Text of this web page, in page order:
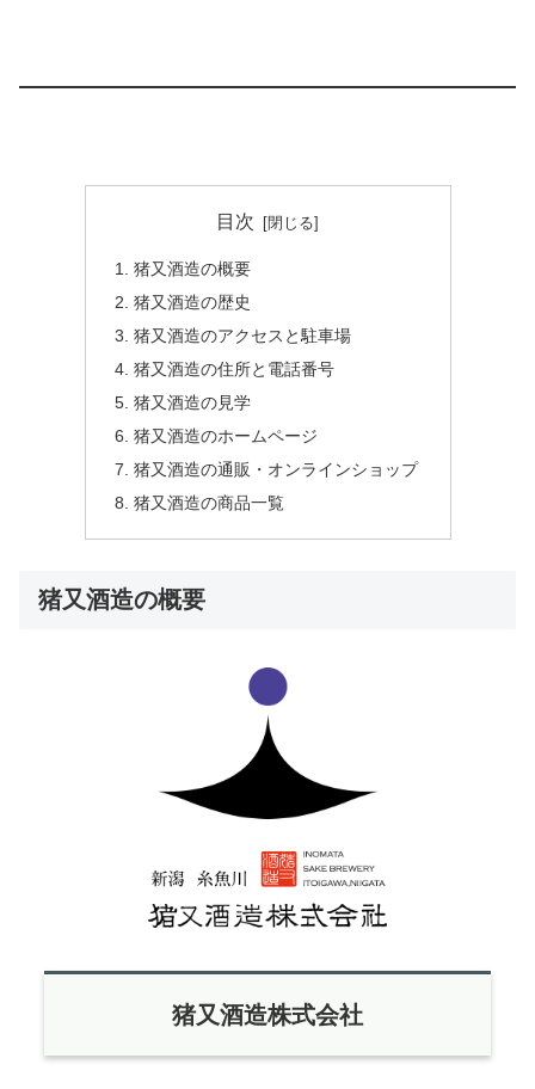
目次
猪又酒造の概要
猪又酒造の歴史
猪又酒造のアクセスと駐車場
猪又酒造の住所と電話番号
猪又酒造の見学
猪又酒造のホームページ
猪又酒造の通販・オンラインショップ
猪又酒造の商品一覧
猪又酒造の概要
猪又酒造株式会社